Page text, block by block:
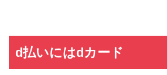
d払いにはdカード